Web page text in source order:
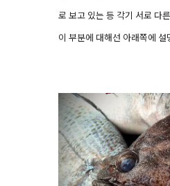
로 보고 있는 등 각기 서로 다
이 부분에 대해선 아래쪽에 설